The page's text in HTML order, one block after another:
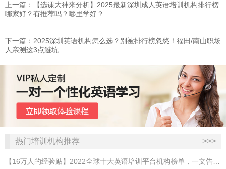
上一篇：【选课大神来分析】2025最新深圳成人英语培训机构排行榜
哪家好？有推荐吗？哪里学好？
下一篇：2025深圳英语机构怎么选？别被排行榜忽悠！福田/南山职场
人亲测这3点避坑
热门培训机构推荐 >>>
【16万人的经验贴】2022全球十大英语培训平台机构榜单，一文告诉你